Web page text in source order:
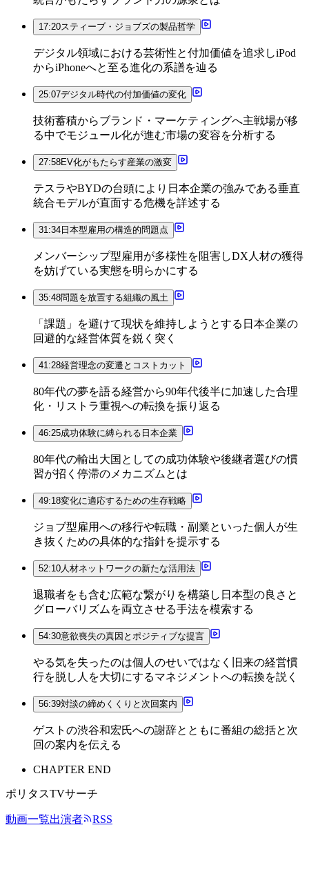
17:20スティーブ・ジョブズの製品哲学
デジタル領域における芸術性と付加価値を追求しiPod
からiPhoneへと至る進化の系譜を辿る
25:07デジタル時代の付加価値の変化
技術蓄積からブランド・マーケティングへ主戦場が移
る中でモジュール化が進む市場の変容を分析する
27:58EV化がもたらす産業の激変
テスラやBYDの台頭により日本企業の強みである垂直
統合モデルが直面する危機を詳述する
31:34 日本型雇用の構造的問題点
メンバーシップ型雇用が多様性を阻害しDX人材の獲得
を妨げている実態を明らかにする
35:48問題を放置する組織の風土
「課題」を避けて現状を維持しようとする日本企業の
回避的な経営体質を鋭く突く
41:28経営理念の変遷とコストカット
80年代の夢を語る経営から90年代後半に加速した合理
化・リストラ重視への転換を振り返る
46:25成功体験に縛られる日本企業
80年代の輸出大国としての成功体験や後継者選びの慣
習が招く停滞のメカニズムとは
49:18変化に適応するための生存戦略
ジョブ型雇用への移行や転職・副業といった個人が生
き抜くための具体的な指針を提示する
52:10人材ネットワークの新たな活用法
退職者をも含む広範な繋がりを構築し日本型の良さと
グローバリズムを両立させる手法を模索する
54:30意欲喪失の真因とポジティブな提言
やる気を失ったのは個人のせいではなく旧来の経営慣
行を脱し人を大切にするマネジメントへの転換を説く
56:39対談の締めくくりと次回案内
ゲストの渋谷和宏氏への謝辞とともに番組の総括と次
回の案内を伝える
CHAPTER END
ポリタスTVサーチ
動画一覧出演者 RSS